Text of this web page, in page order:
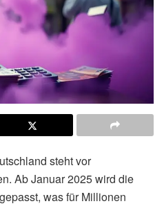
steht vor
Ab Januar 2025 wird die
was für Millionen